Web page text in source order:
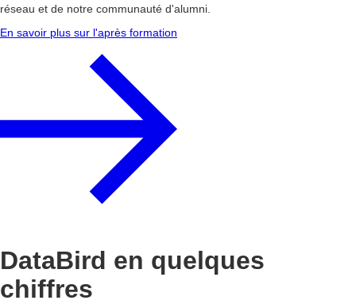
réseau et de notre communauté d'alumni.
En savoir plus sur l'après formation
DataBird en quelques
chiffres